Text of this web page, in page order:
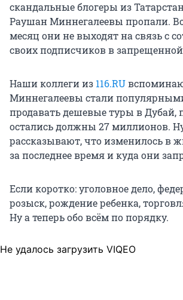
скандальные блогеры из
Раушан Миннегалеевы пропали.
месяц они не выходят на связь с
своих подписчиков в запрещенной
Наши коллеги из 116.RU
Миннегалеевы стали
продавать дешевые туры в Дубай,
остались должны 27 миллионов.
рассказывают, что изменилось в
за последнее время и куда они
Если коротко: уголовное дело,
розыск, рождение ребенка,
Ну а теперь обо всём по порядку.
Не удалось загрузить VIQEO